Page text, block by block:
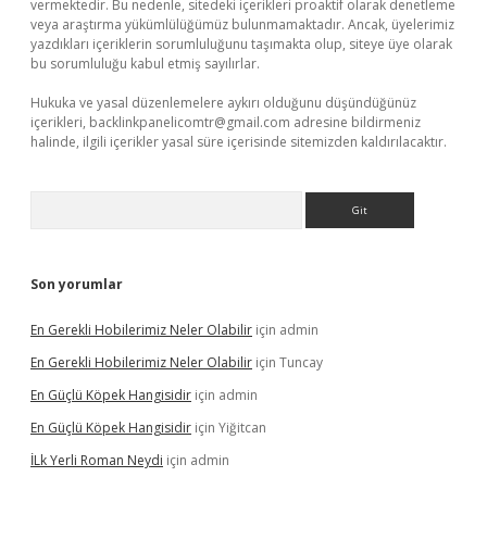
vermektedir. Bu nedenle, sitedeki içerikleri proaktif olarak denetleme
veya araştırma yükümlülüğümüz bulunmamaktadır. Ancak, üyelerimiz
yazdıkları içeriklerin sorumluluğunu taşımakta olup, siteye üye olarak
bu sorumluluğu kabul etmiş sayılırlar.
Hukuka ve yasal düzenlemelere aykırı olduğunu düşündüğünüz
içerikleri, backlinkpanelicomtr@gmail.com adresine bildirmeniz
halinde, ilgili içerikler yasal süre içerisinde sitemizden kaldırılacaktır.
Son yorumlar
En Gerekli Hobilerimiz Neler Olabilir için admin
En Gerekli Hobilerimiz Neler Olabilir için Tuncay
En Güçlü Köpek Hangisidir için admin
En Güçlü Köpek Hangisidir için Yiğitcan
İLk Yerli Roman Neydi için admin